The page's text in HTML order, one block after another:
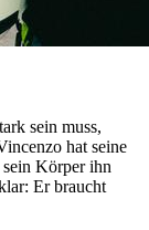
sein muss,
hat seine
Körper ihn
Er braucht